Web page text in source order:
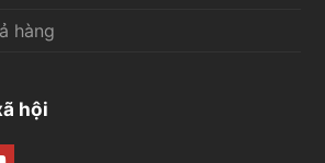
hàng
hội